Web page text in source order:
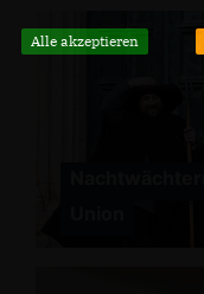
Alle akzeptieren